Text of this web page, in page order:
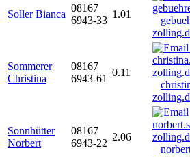
Soller Bianca
08167
6943-33
1.01
Sommerer
Christina
08167
6943-61
0.11
Sonnhütter
Norbert
08167
6943-22
2.06